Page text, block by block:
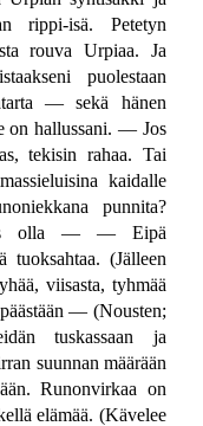
rippi-isä. Petetyn
rouva Urpiaa. Ja
puolestaan
— sekä hänen
on hallussani. — Jos
tekisin rahaa. Tai
kaidalle
punnita?
olla — — Eipä
tuoksahtaa. (Jälleen
viisasta, tyhmää
— (Nousten;
tuskassaan ja
suunnan määrään
Runonvirkaa on
elämää. (Kävelee